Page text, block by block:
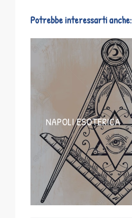
Potrebbe interessarti anche:
NAPOLI ESOTERICA